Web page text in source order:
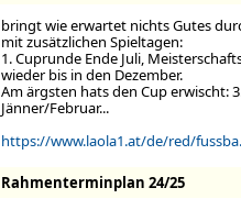
bringt wie erwartet nichts Gutes
mit zusätzlichen Spieltagen:
1. Cuprunde Ende Juli,
wieder bis in den Dezember.
Am ärgsten hats den Cup erwischt:
Jänner/Februar...
https://www.laola1.at/de/red/
Rahmenterminplan 24/25